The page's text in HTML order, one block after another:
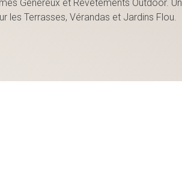
Généreux et Revêtements Outdoor. Un
les Terrasses, Vérandas et Jardins Flou.